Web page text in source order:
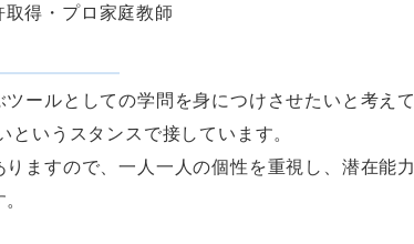
得・プロ家庭教師
ールとしての学問を身につけさせたいと考えて
いうスタンスで接しています。
ますので、一人一人の個性を重視し、潜在能力